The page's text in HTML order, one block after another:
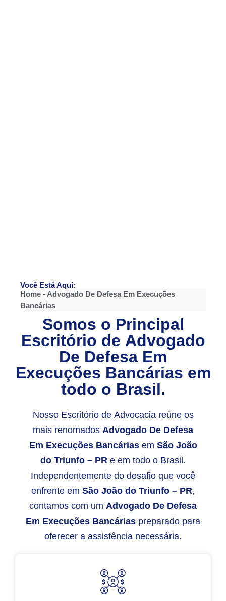
Você Está Aqui:
Home - Advogado De Defesa Em Execuções
Bancárias
Somos o Principal
Escritório de Advogado
De Defesa Em
Execuções Bancárias em
todo o Brasil.
Nosso Escritório de Advocacia reúne os
mais renomados Advogado De Defesa
Em Execuções Bancáriasem São João
do Triunfo – PR e em todo o Brasil.
Independentemente do desafio que você
enfrente em São João do Triunfo – PR,
contamos com um Advogado De Defesa
Em Execuções Bancárias preparado para
oferecer a assistência necessária.